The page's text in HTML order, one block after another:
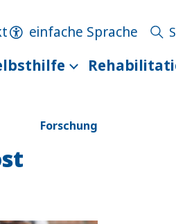
einfache Sprache
Forschung